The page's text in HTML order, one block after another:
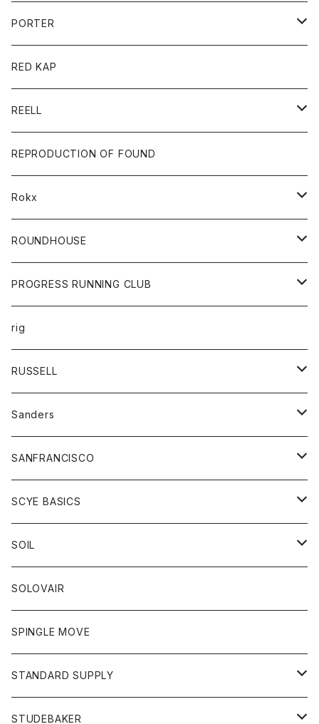
ロングスリーブＴシャツ
コート
ジャケット
アクセサリー
バッグ
キッズ
Tシャツ
帽子
グッズ
靴
バック
トップス
カットソー
カーディガン
ニット
ベスト
ボトムス
ショートパンツ
パンツ
レディース
カットソー
コート
ボトム
ワンピース
ダウンジャケット
PORTER
カードホルダー
キーホルダー
財布
バック
RED KAP
REELL
パンツ
ショートパンツ
REPRODUCTION OF FOUND
Rokx
ボトム
ROUNDHOUSE
エプロン
キッズ
オーバーオール
ボトム
ペインターパンツ
PROGRESS RUNNING CLUB
トップス
Tシャツ
グッズ
帽子
rig
RUSSELL
アウター
コート
パーカー
スカート
Tシャツ
トップス
Tシャツ
トレーナー
ボトム
ショートパンツ
スカート
レディース
スカート
Tシャツ
アクセサリー
バック
Sanders
グッズ
靴
SANFRANCISCO
アウター
カーディガン
コート
グッズ
ネクタイ
グローブ
アクセサリー
トップス
カットソー
カーディガン
ボトム
ショートパンツ
レディース
SCYE BASICS
ボトム
ジーンズ
チノパン
トップス
ポロシャツ
ベスト
靴
SOIL
靴
ワンピース
トップス
カットソー
ボトム
SOLOVAIR
SPINGLE MOVE
STANDARD SUPPLY
財布
STUDEBAKER